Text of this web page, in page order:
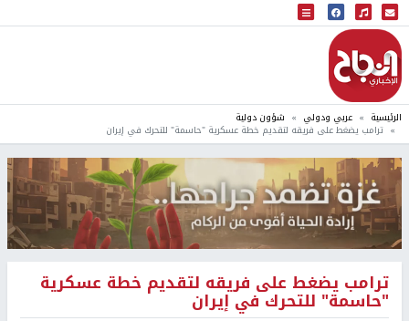
البث المباشر
إذاعة النجاح
الرئيسية عربي ودولي شؤون دولية
ترامب يضغط على فريقه لتقديم خطة عسكرية "حاسمة" للتحرك في إيران
ترامب يضغط على فريقه لتقديم خطة عسكرية
"حاسمة" للتحرك في إيران